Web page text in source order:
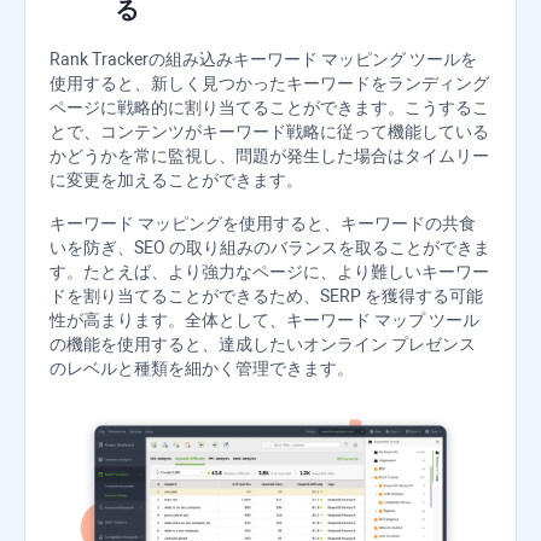
る
Rank Trackerの組み込みキーワード マッピング ツールを
使用すると、新しく見つかったキーワードをランディング
ページに戦略的に割り当てることができます。こうするこ
とで、コンテンツがキーワード戦略に従って機能している
かどうかを常に監視し、問題が発生した場合はタイムリー
に変更を加えることができます。
キーワード マッピングを使用すると、キーワードの共食
いを防ぎ、SEO の取り組みのバランスを取ることができま
す。たとえば、より強力なページに、より難しいキーワー
ドを割り当てることができるため、SERP を獲得する可能
性が高まります。全体として、キーワード マップ ツール
の機能を使用すると、達成したいオンライン プレゼンス
のレベルと種類を細かく管理できます。